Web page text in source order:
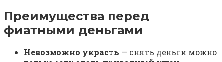
Преимущества перед
фиатными деньгами
Невозможно украсть — снять деньги можно